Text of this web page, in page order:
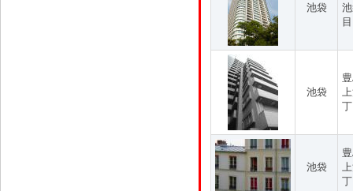
池袋
目
池袋
池袋